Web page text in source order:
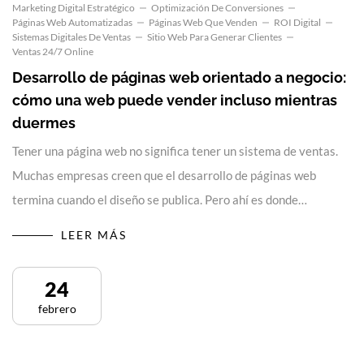
Marketing Digital Estratégico
Optimización De Conversiones
Páginas Web Automatizadas
Páginas Web Que Venden
ROI Digital
Sistemas Digitales De Ventas
Sitio Web Para Generar Clientes
Ventas 24/7 Online
Desarrollo de páginas web orientado a negocio:
cómo una web puede vender incluso mientras
duermes
Tener una página web no significa tener un sistema de ventas.
Muchas empresas creen que el desarrollo de páginas web
termina cuando el diseño se publica. Pero ahí es donde…
LEER MÁS
24
febrero